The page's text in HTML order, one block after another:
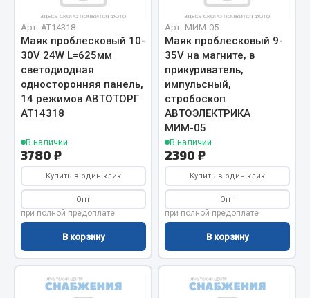
Сцепление
Показать ещё
Весь раздел
Запчасти SHAANXI (SHACMAN)
Система питания
Тормозная система
Колеса и шины
Система охлаждения
Подвеска
Оперение кабины
Показать ещё
Арт. AT14318
Маяк проблесковый 10-
30V 24W L=625мм
светодиодная
односторонняя панель,
14 режимов АВТОТОРГ
АТ14318
В наличии
3780 ₽
Купить в один клик
Опт
при полной предоплате
В корзину
Арт. МИМ-05
Маяк проблесковый 9-
35V на магните, в
прикуриватель,
импульсный,
стробоскоп
АВТОЭЛЕКТРИКА
МИМ-05
В наличии
2390 ₽
Купить в один клик
Опт
при полной предоплате
В корзину